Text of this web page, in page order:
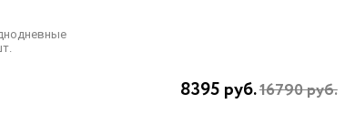
8395 руб.16790 руб.